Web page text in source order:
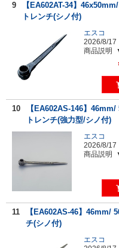
9
【EA602AT-34】
トレンチ(シノ付)
エスコ
2026/8/17
商品説明
10
【EA602AS-146】
トレンチ(強力型/シノ付)
エスコ
2026/8/17
商品説明
11
【EA602AS-46】46mm/
チ(シノ付)
エスコ